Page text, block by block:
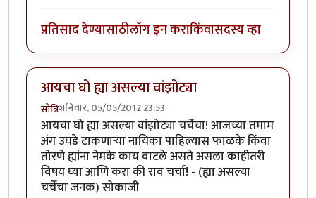
प्रतिसाद देण्यासाठीलॉग इन कराकिंवासदस्य व्हा
आयचा घो ह्या असल्या वांझोट्या
सोत्रिशनिवार, 05/05/2012 23:53
आयचा घो ह्या असल्या वांझोट्या चर्चेचा! आजच्या तमाम
अंग उघडे टाकणार्‍या नायिका पाहिल्यास फाळके किंवा
तोरणे ह्यांना नेमके काय वाटले असते असला काहीतरी
विषय घ्या आणि करा की राव चर्चा! - (ह्या असल्या
चर्चेचा जनक) सोकाजी